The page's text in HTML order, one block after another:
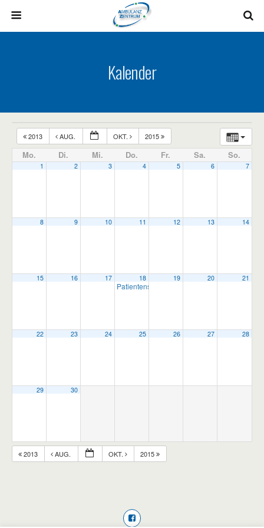
Kalender
2013 AUG. OKT. 2015
Mo. Di. Mi. Do. Fr. Sa. So.
1 2 3 4 5 6 7
8 9 10 11 12 13 14
15 16 17 18
Patientenseminar Gastritis
19 20 21
22 23 24 25 26 27 28
29 30
2013 AUG. OKT. 2015